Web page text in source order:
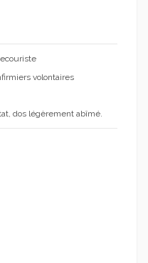
volontaires
dos légèrement abîmé.